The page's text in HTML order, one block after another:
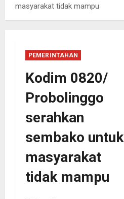
masyarakat tidak mampu
PEMERINTAHAN
Kodim 0820/
Probolinggo
serahkan
sembako untuk
masyarakat
tidak mampu